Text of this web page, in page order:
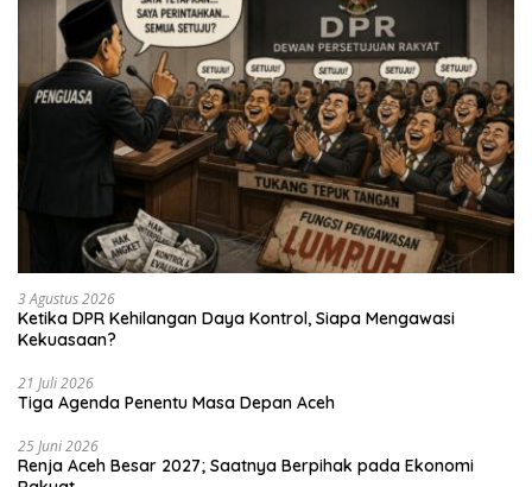
3 Agustus 2026
Ketika DPR Kehilangan Daya Kontrol, Siapa Mengawasi
Kekuasaan?
21 Juli 2026
Tiga Agenda Penentu Masa Depan Aceh
25 Juni 2026
Renja Aceh Besar 2027; Saatnya Berpihak pada Ekonomi